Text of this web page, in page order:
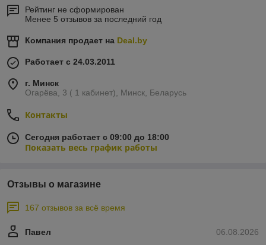
Рейтинг не сформирован
Менее 5 отзывов за последний год
Компания продает на Deal.by
Работает с 24.03.2011
г. Минск
Огарёва, 3 ( 1 кабинет), Минск, Беларусь
Контакты
Сегодня работает с 09:00 до 18:00
Показать весь график работы
Отзывы о магазине
167 отзывов за всё время
06.08.2026
Павел